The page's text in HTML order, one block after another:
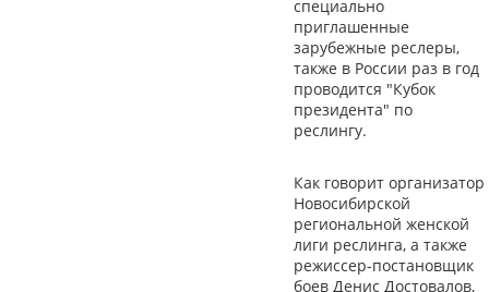
специально
приглашенные
зарубежные реслеры,
также в России раз в год
проводится "Кубок
президента" по
реслингу.
Как говорит организатор
Новосибирской
региональной женской
лиги реслинга, а также
режиссер-постановщик
боев Денис Достовалов,